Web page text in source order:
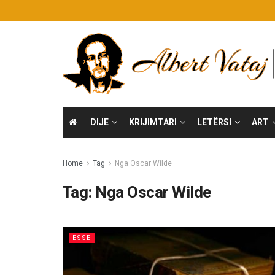
DIJE KRIJIMTARI LETËRSI ART
Home Tag Nga Oscar Wilde
Tag: Nga Oscar Wilde
ESSE